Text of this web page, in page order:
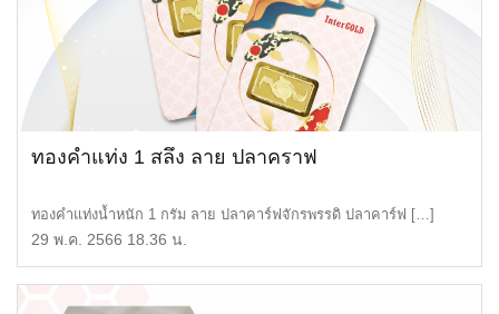
ทองคำแท่ง 1 สลึง ลาย ปลาคราฟ
ทองคำแท่งน้ำหนัก 1 กรัม ลาย ปลาคาร์ฟจักรพรรดิ ปลาคาร์ฟ […]
29 พ.ค. 2566 18.36 น.